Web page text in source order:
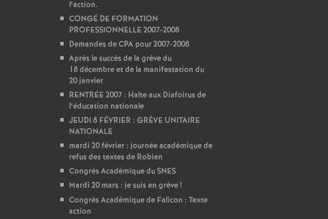
l’action.
CONGÉ DE FORMATION
PROFESSIONNELLE 2007-2008
Demandes de CPA pour 2007-2008
Après le succès de la grève du
18 décembre et de la manifestation du
20 janvier
RENTRÉE 2007 : Halte aux Diafoirus de
l’éducation nationale
JEUDI 8 FÉVRIER : GRÈVE UNITAIRE
NATIONALE
mardi 20 février : journée académique de
refus des textes de Robien
Congrès Académique du SNES
Mardi 20 mars : je suis en grève!
Congrès Académique de Falicon : Texte
action